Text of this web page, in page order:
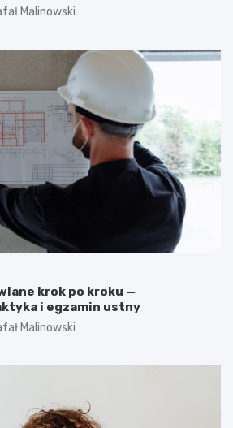
Malinowski
krok po kroku —
i egzamin ustny
Malinowski